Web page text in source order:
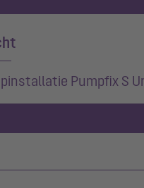
Pumpfix S